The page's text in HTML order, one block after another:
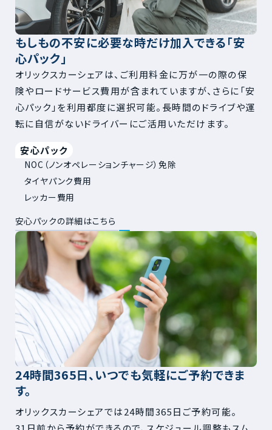
もしもの不安に必要な時だけ加入できる「安
心パック」
オリックスカーシェアは、ご利用料金に万が一の際の保
険やロードサービス費用が含まれていますが、さらに「安
心パック」を利用都度に選択可能。長時間のドライブや運
転に自信がないドライバーにご活用いただけます。
安心パック
NOC（ノンオペレーションチャージ）免除
タイヤパンク費用
レッカー費用
安心パックの詳細はこちら
24時間365日、いつでも気軽にご予約できま
す。
オリックスカーシェアでは24時間365日ご予約可能。